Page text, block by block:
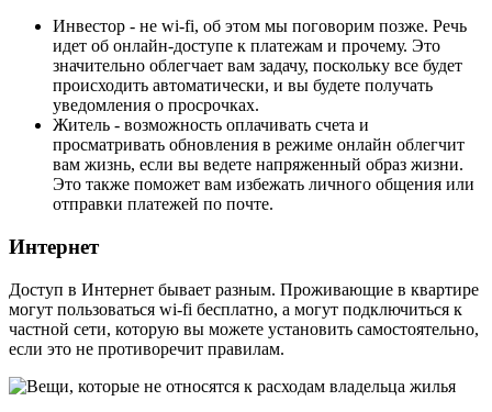
Инвестор - не wi-fi, об этом мы поговорим позже. Речь
идет об онлайн-доступе к платежам и прочему. Это
значительно облегчает вам задачу, поскольку все будет
происходить автоматически, и вы будете получать
уведомления о просрочках.
Житель - возможность оплачивать счета и
просматривать обновления в режиме онлайн облегчит
вам жизнь, если вы ведете напряженный образ жизни.
Это также поможет вам избежать личного общения или
отправки платежей по почте.
Интернет
Доступ в Интернет бывает разным. Проживающие в квартире
могут пользоваться wi-fi бесплатно, а могут подключиться к
частной сети, которую вы можете установить самостоятельно,
если это не противоречит правилам.